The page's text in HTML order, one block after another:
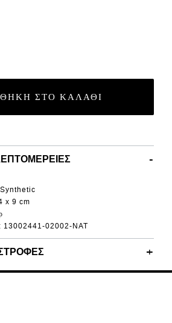
ΣΤΟ ΚΑΛΆΘΙ
Synthetic
x 9 cm
13002441-02002-NAT